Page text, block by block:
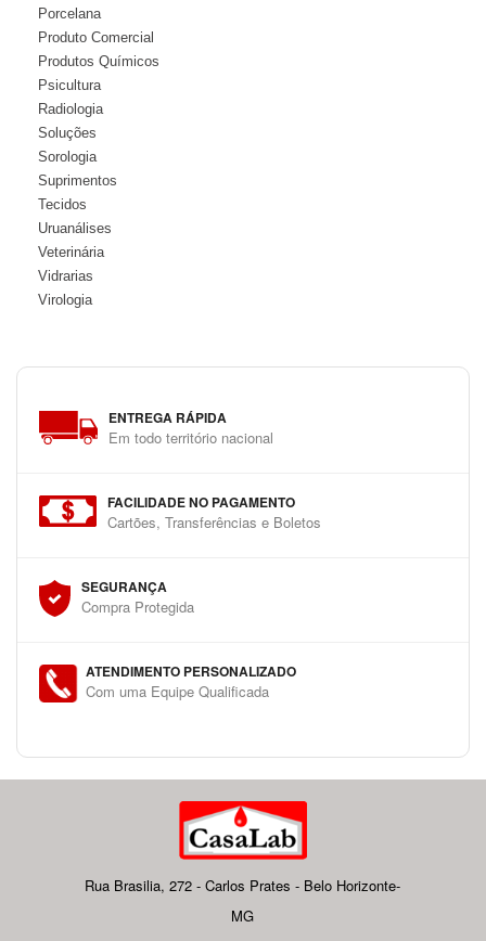
Porcelana
Produto Comercial
Produtos Químicos
Psicultura
Radiologia
Soluções
Sorologia
Suprimentos
Tecidos
Uruanálises
Veterinária
Vidrarias
Virologia
ENTREGA RÁPIDA
Em todo território nacional
FACILIDADE NO PAGAMENTO
Cartões, Transferências e Boletos
SEGURANÇA
Compra Protegida
ATENDIMENTO PERSONALIZADO
Com uma Equipe Qualificada
Rua Brasilia, 272 - Carlos Prates - Belo Horizonte-
MG